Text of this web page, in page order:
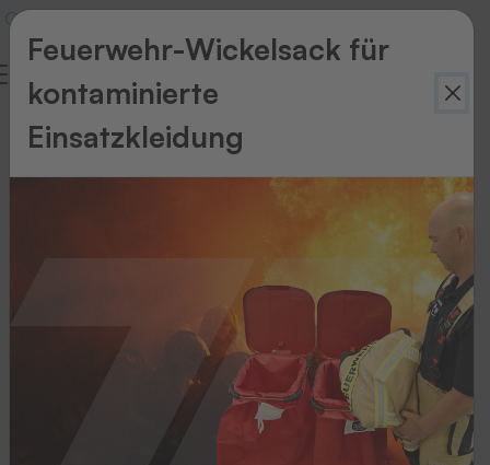
Taktische
Bekleidung
Kennzeichnungsband
Feuerwehr-Wickelsack für
kontaminierte
Einsatzkleidung